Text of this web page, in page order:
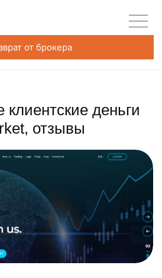
от брокера
деньги
отзывы